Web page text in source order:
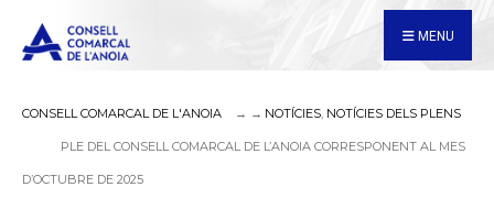
MENU
CONSELL COMARCAL DE L'ANOIA NOTÍCIES, NOTÍCIES DELS PLENS
PLE DEL CONSELL COMARCAL DE L’ANOIA CORRESPONENT AL MES
D’OCTUBRE DE 2025